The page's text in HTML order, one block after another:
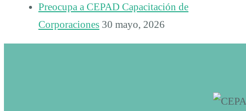
Preocupa a CEPAD Capacitación de
Corporaciones 30 mayo, 2026